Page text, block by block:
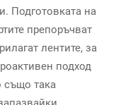
Подготовката на
препоръчват
лентите, за
подход
също така